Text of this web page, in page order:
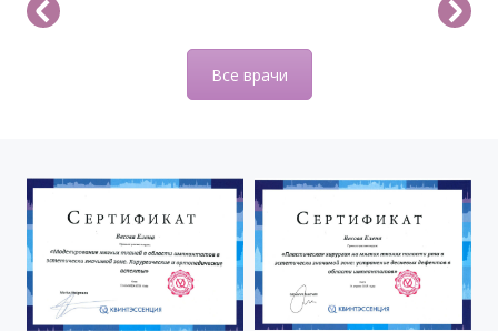
Все врачи